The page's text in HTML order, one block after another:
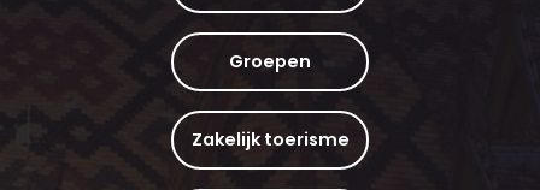
Groepen
Zakelijk toerisme